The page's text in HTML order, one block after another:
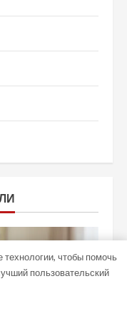
технологии, чтобы помочь
пользовательский